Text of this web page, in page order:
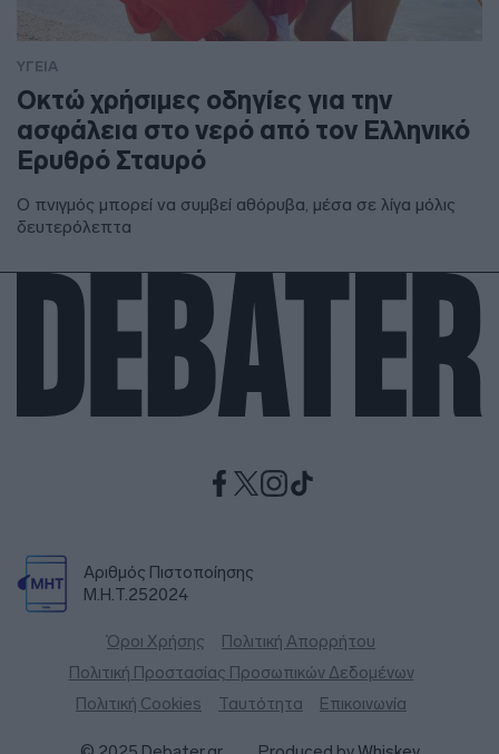
ΥΓΕΙΑ
Οκτώ χρήσιμες οδηγίες για την
ασφάλεια στο νερό από τον Ελληνικό
Ερυθρό Σταυρό
Ο πνιγμός μπορεί να συμβεί αθόρυβα, μέσα σε λίγα μόλις
δευτερόλεπτα
Αριθμός Πιστοποίησης
Μ.Η.Τ.252024
Όροι Χρήσης
Πολιτική Απορρήτου
Πολιτική Προστασίας Προσωπικών Δεδομένων
Πολιτική Cookies
Ταυτότητα Επικοινωνία